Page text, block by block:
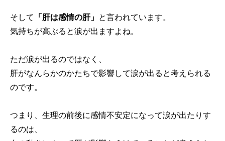
そして 「肝は感情の肝」 と言われています。
気持ちが高ぶると涙が出ますよね。
ただ涙が出るのではなく、
肝がなんらかのかたちで影響して涙が出ると考えられる
のです。
つまり、生理の前後に感情不安定になって涙が出たりす
るのは、